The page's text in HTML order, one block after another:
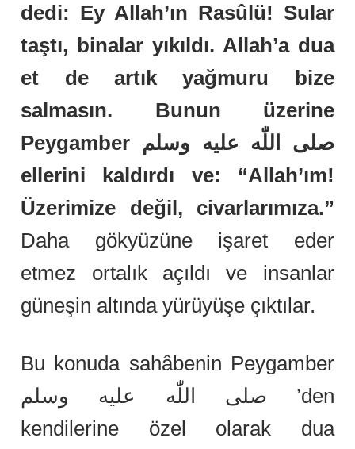
dedi: Ey Allah’ın Rasûlü! Sular
taştı, binalar yıkıldı. Allah’a dua
et de artık yağmuru bize
salmasın. Bunun üzerine
Peygamber صلى اللّٰه عليه وسلم
ellerini kaldırdı ve: “Allah’ım!
Üzerimize değil, civarlarımıza.”
Daha gökyüzüne işaret eder
etmez ortalık açıldı ve insanlar
güneşin altında yürüyüşe çıktılar.
Bu konuda sahâbenin Peygamber
صلى اللّٰه عليه وسلم ’den
kendilerine özel olarak dua